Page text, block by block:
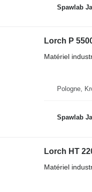
Spawlab
Lorch P
Matériel
Pologne,
Spawlab
Lorch HT
Matériel